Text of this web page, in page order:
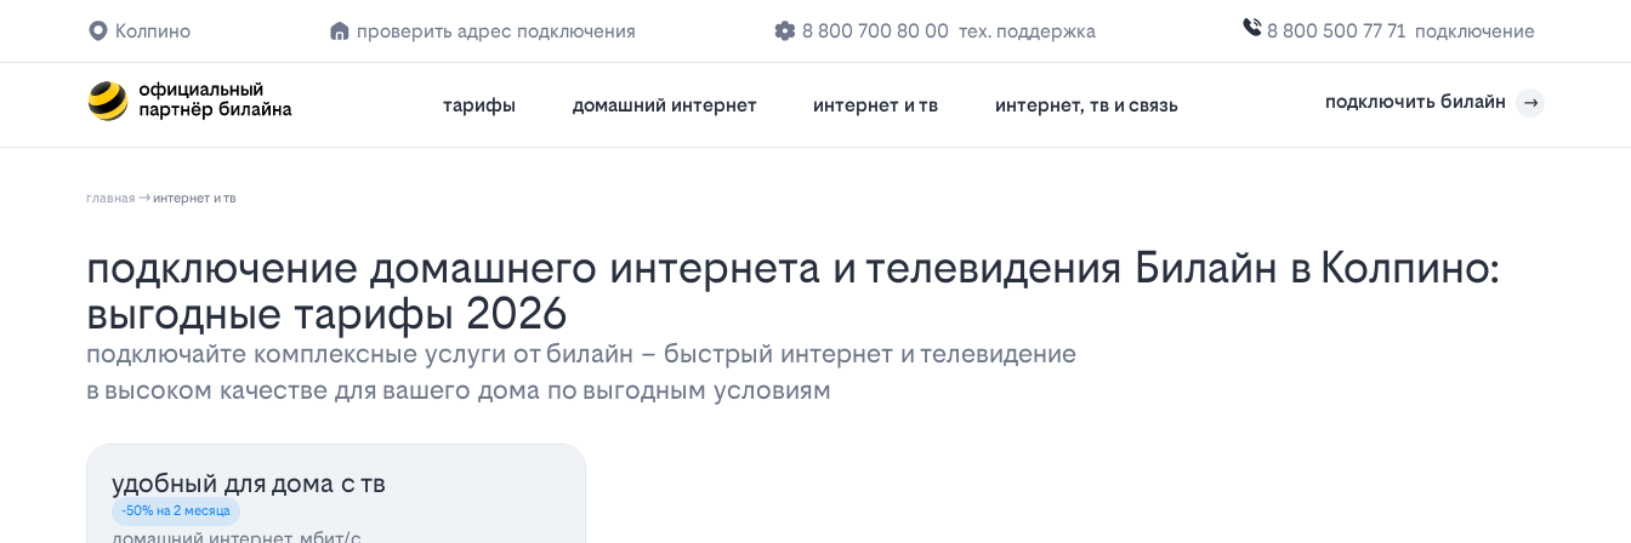
Колпино проверить адрес подключения 8 800 700 80 00 тех. поддержка 8 800 500 77 71 подключение
тарифы домашний интернет интернет и тв интернет, тв и связь подключить билайн
главная интернет и тв
Подключение домашнего интернета и телевидения Билайн в Колпино:
выгодные тарифы 2026
подключайте комплексные услуги от билайн – быстрый интернет и телевидение
в высоком качестве для вашего дома по выгодным условиям
удобный для дома с тв
-50% на 2 месяца